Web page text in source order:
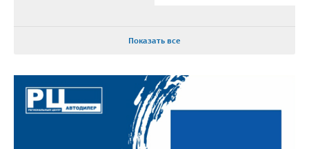
Показать все